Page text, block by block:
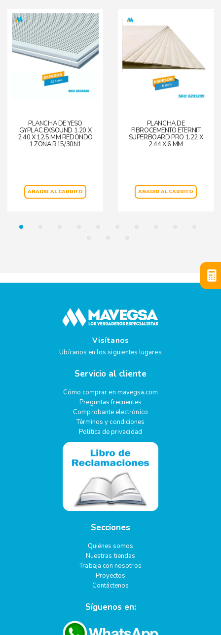
PLANCHA DE YESO
GYPLAC EXSOUND 1.20 X
2.40 X 12.5 MM REDONDO
1 ZONA R15/30N1
AÑADIR AL CARRITO
PLANCHA DE
FIBROCEMENTO ETERNIT
SUPERBOARD PRO 1.22 X
2.44 X 6 MM
AÑADIR AL CARRITO
Visítanos
Ubícanos en los siguientes lugares
Servicio al cliente
Cómo comprar en mavegsa.com
Preguntas frecuentes
Comprobante electrónico
Términos y condiciones
Política de privacidad
Secciones
Quiénes somos
Nuestras tiendas
Trabaja con nosotros
Proyectos
Contáctenos
Síguenos en: